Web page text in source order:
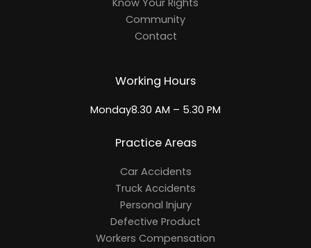
Know Your Rights
Community
Contact
Working Hours
Monday8.30 AM – 5.30 PM
Practice Areas
Car Accidents
Truck Accidents
Personal Injury
Defective Product
Workers Compensation